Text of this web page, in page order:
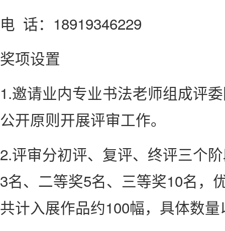
电 话：18919346229
奖项设置
1.邀请业内专业书法老师组成评
公开原则开展评审工作。
2.评审分初评、复评、终评三个
3名、二等奖5名、三等奖10名，
共计入展作品约100幅，具体数